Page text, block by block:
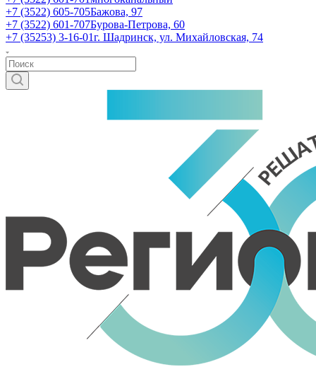
+7 (3522) 605-705Бажова, 97
+7 (3522) 601-707Бурова-Петрова, 60
+7 (35253) 3-16-01г. Шадринск, ул. Михайловская, 74